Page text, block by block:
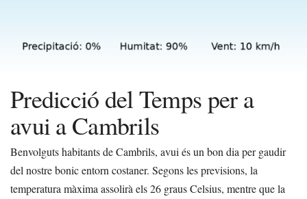
Predicció del Temps per a
avui a Cambrils
Benvolguts habitants de Cambrils, avui és un bon dia per gaudir
del nostre bonic entorn costaner. Segons les previsions, la
temperatura màxima assolirà els 26 graus Celsius, mentre que la